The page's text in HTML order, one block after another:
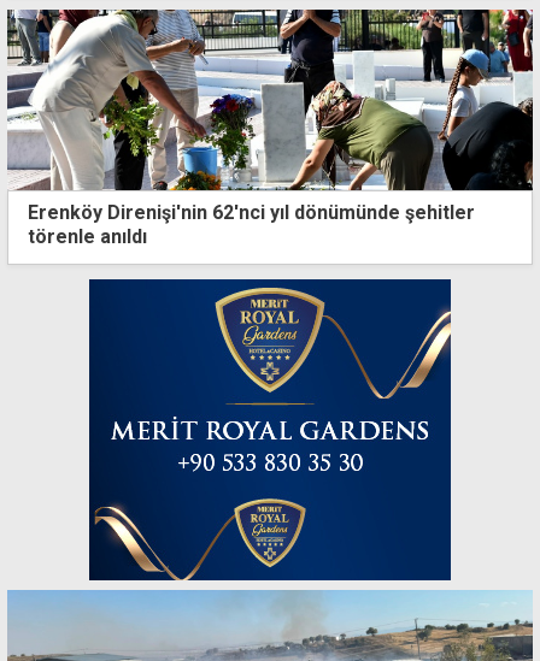
Erenköy Direnişi'nin 62'nci yıl dönümünde şehitler
törenle anıldı